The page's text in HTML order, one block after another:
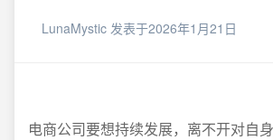
LunaMystic 发表于2026年1月21日
电商公司要想持续发展，离不开对自